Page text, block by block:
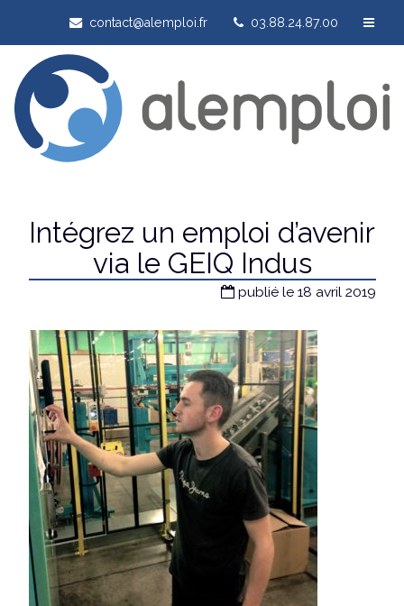
contact@alemploi.fr 03.88.24.87.00
Intégrez un emploi d’avenir
via le GEIQ Indus
publié le 18 avril 2019